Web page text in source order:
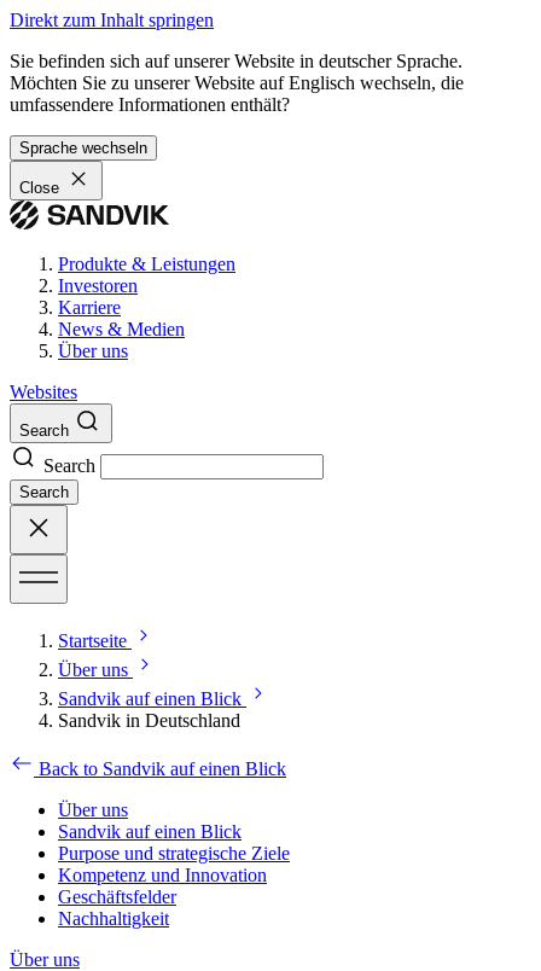
Direkt zum Inhalt springen
Sie befinden sich auf unserer Website in deutscher Sprache.
Möchten Sie zu unserer Website auf Englisch wechseln, die
umfassendere Informationen enthält?
Sprache wechseln
Close
Produkte & Leistungen
Investoren
Karriere
News & Medien
Über uns
Websites
Search
Search
Search
Startseite
Über uns
Sandvik auf einen Blick
Sandvik in Deutschland
Back to Sandvik auf einen Blick
Über uns
Sandvik auf einen Blick
Purpose und strategische Ziele
Kompetenz und Innovation
Geschäftsfelder
Nachhaltigkeit
Über uns